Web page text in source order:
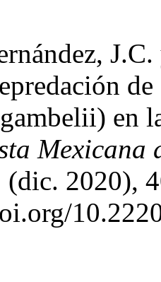
en
Mexicana
(dic. 2020),